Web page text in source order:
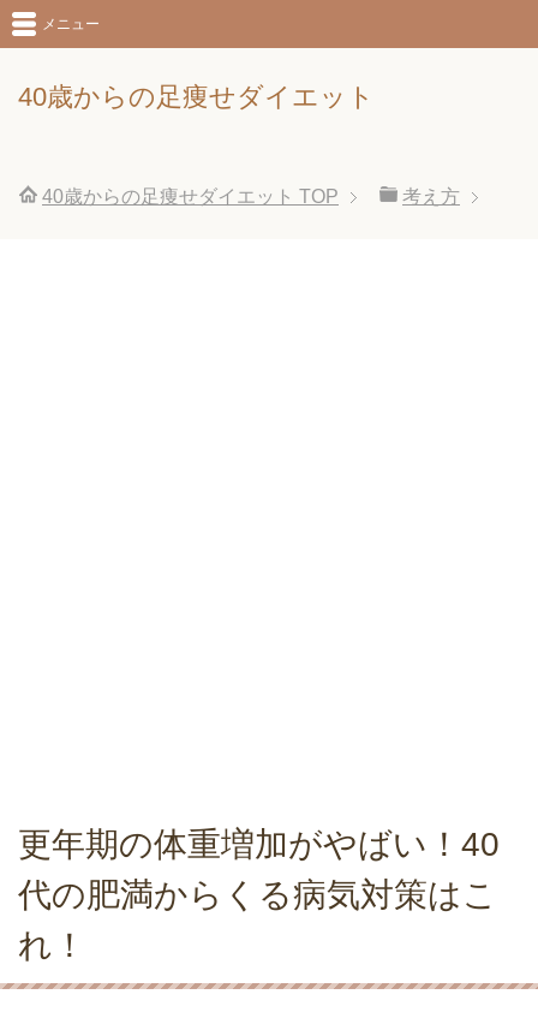
40歳からの足痩せダイエット
メニュー
40歳からの足痩せダイエット TOP 考え方
更年期の体重増加がやばい！40
代の肥満からくる病気対策はこ
れ！